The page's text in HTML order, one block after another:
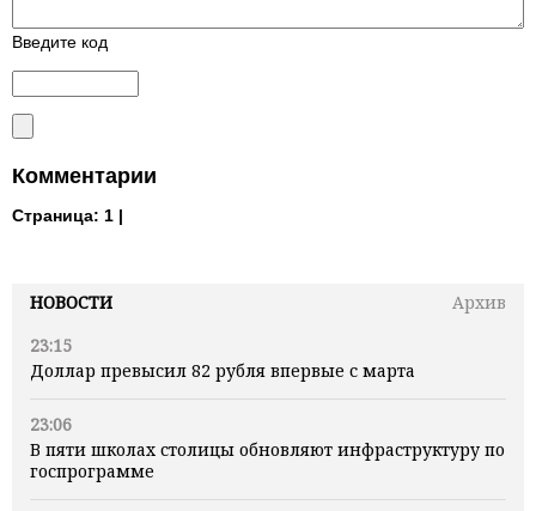
НОВОСТИ
Архив
23:15
Доллар превысил 82 рубля впервые с марта
23:06
В пяти школах столицы обновляют инфраструктуру по
госпрограмме
Введите код
Комментарии
Страница: 1 |